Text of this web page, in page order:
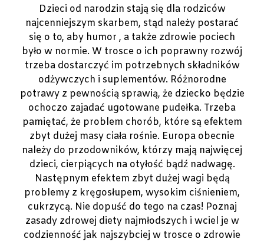
Dzieci od narodzin stają się dla rodziców
najcenniejszym skarbem, stąd należy postarać
się o to, aby humor , a także zdrowie pociech
było w normie. W trosce o ich poprawny rozwój
trzeba dostarczyć im potrzebnych składników
odżywczych i suplementów. Różnorodne
potrawy z pewnością sprawią, że dziecko będzie
ochoczo zajadać ugotowane pudełka. Trzeba
pamiętać, że problem chorób, które są efektem
zbyt dużej masy ciała rośnie. Europa obecnie
należy do przodowników, którzy mają najwięcej
dzieci, cierpiących na otyłość bądź nadwagę.
Następnym efektem zbyt dużej wagi będą
problemy z kręgosłupem, wysokim ciśnieniem,
cukrzycą. Nie dopuść do tego na czas! Poznaj
zasady zdrowej diety najmłodszych i wciel je w
codzienność jak najszybciej w trosce o zdrowie